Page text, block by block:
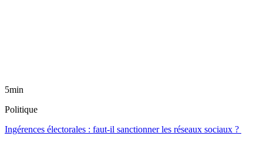
5min
Politique
Ingérences électorales : faut-il sanctionner les réseaux sociaux ?